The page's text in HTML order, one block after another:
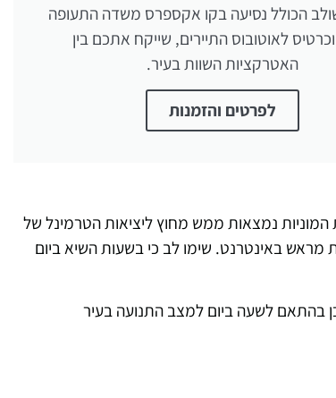
הכולל נסיעה בקו אקספרס משדה התעופה
לאוטובוס התיירים, שייקח אתכם בין
האטרקציות השוות בעיר.
לפרטים והזמנות
המוניות נמצאות ממש מחוץ ליציאות הטרמינל של
מראש באינטרנט. שימו לב כי בשעות השיא ביום